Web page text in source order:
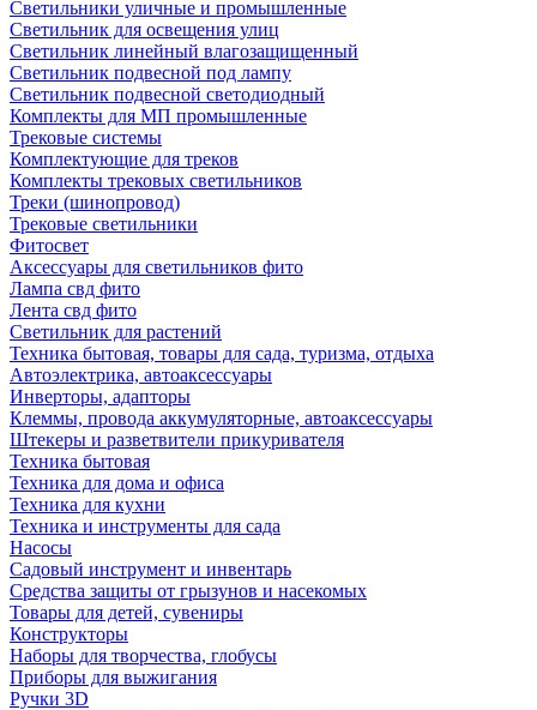
Светильники уличные и промышленные
Светильник для освещения улиц
Светильник линейный влагозащищенный
Светильник подвесной под лампу
Светильник подвесной светодиодный
Комплекты для МП промышленные
Трековые системы
Комплектующие для треков
Комплекты трековых светильников
Треки (шинопровод)
Трековые светильники
Фитосвет
Аксессуары для светильников фито
Лампа свд фито
Лента свд фито
Светильник для растений
Техника бытовая, товары для сада, туризма, отдыха
Автоэлектрика, автоаксессуары
Инверторы, адапторы
Клеммы, провода аккумуляторные, автоаксессуары
Штекеры и разветвители прикуривателя
Техника бытовая
Техника для дома и офиса
Техника для кухни
Техника и инструменты для сада
Насосы
Садовый инструмент и инвентарь
Средства защиты от грызунов и насекомых
Товары для детей, сувениры
Конструкторы
Наборы для творчества, глобусы
Приборы для выжигания
Ручки 3D